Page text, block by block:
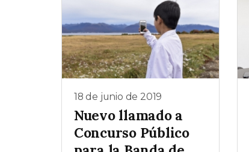
18 de junio de 2019
Nuevo llamado a
Concurso Público